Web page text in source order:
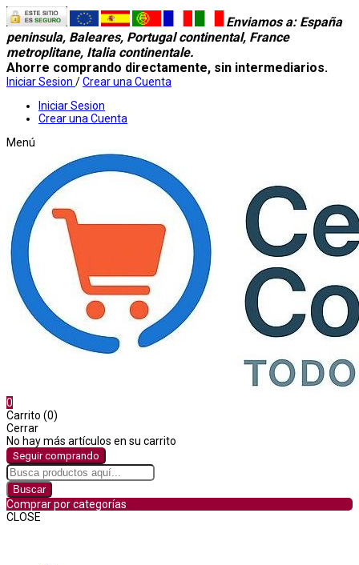
Enviamos a: España
peninsula, Baleares, Portugal continental, France
metroplitane, Italia continentale.
Ahorre comprando directamente, sin intermediarios.
Iniciar Sesion /Crear una Cuenta
Iniciar Sesion
Crear una Cuenta
Menú
0
Carrito (0)
Cerrar
No hay más artículos en su carrito
Seguir comprando
Buscar
Comprar por categorías
CLOSE